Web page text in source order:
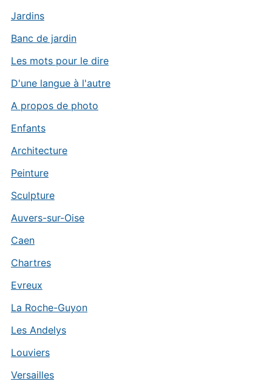
Jardins
Banc de jardin
Les mots pour le dire
D'une langue à l'autre
A propos de photo
Enfants
Architecture
Peinture
Sculpture
Auvers-sur-Oise
Caen
Chartres
Evreux
La Roche-Guyon
Les Andelys
Louviers
Versailles